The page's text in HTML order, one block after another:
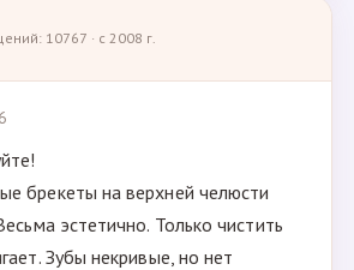
10767 · с 2008 г.
брекеты на верхней челюсти
эстетично. Только чистить
Зубы некривые, но нет